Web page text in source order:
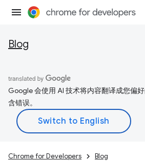
Blog
Google 会使用 AI 技术将内容翻译成您偏
含错误。
Chrome for Developers Blog